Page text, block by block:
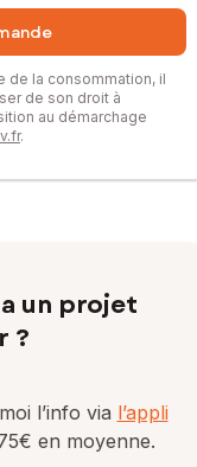
de la consommation, il
de son droit à
au démarchage
.
un projet
?
l’info via l’appli
en moyenne.